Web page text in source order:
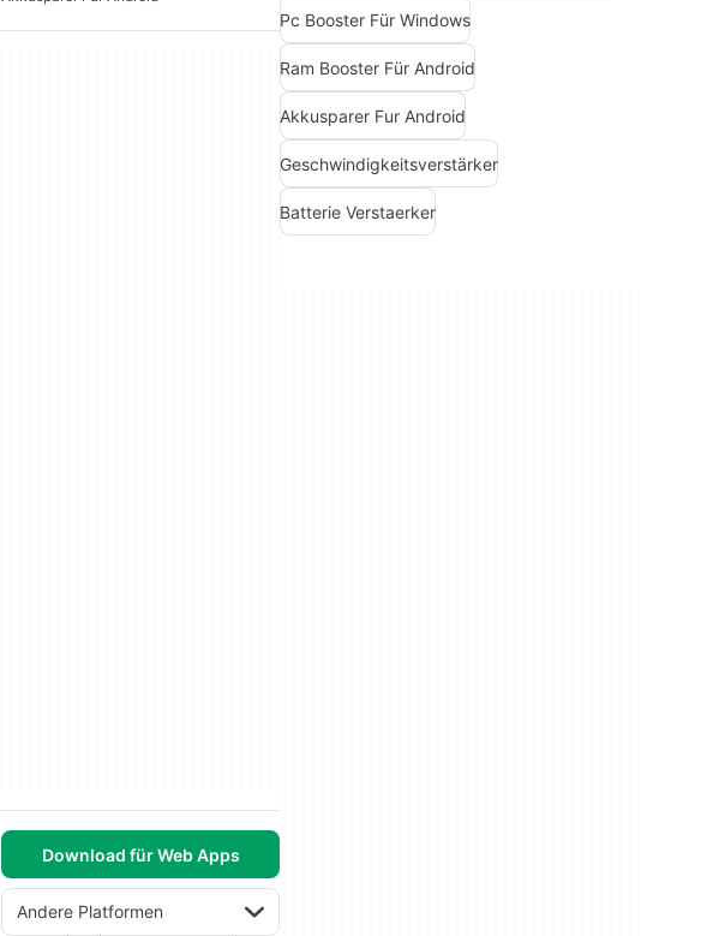
Download für Web Apps
Andere Platformen
Pc Booster Für Windows
Ram Booster Für Android
Akkusparer Fur Android
Geschwindigkeitsverstärker
Batterie Verstaerker